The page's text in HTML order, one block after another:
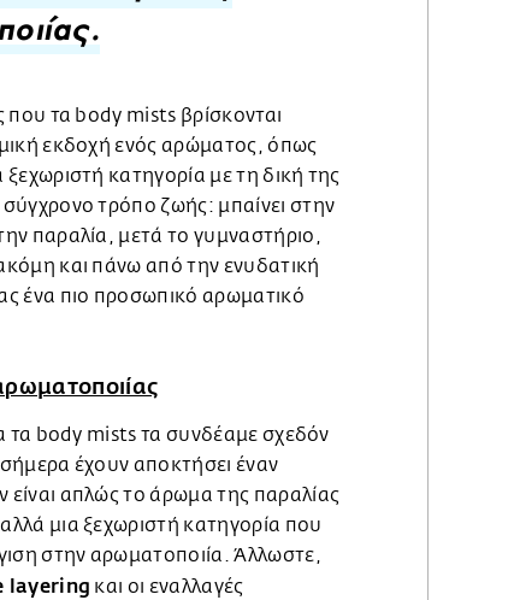
που τα body mists βρίσκονται
εκδοχή ενός αρώματος, όπως
ξεχωριστή κατηγορία με τη δική της
σύγχρονο τρόπο ζωής: μπαίνει στην
παραλία, μετά το γυμναστήριο,
και πάνω από την ενυδατική
ένα πιο προσωπικό αρωματικό
τα body mists τα συνδέαμε σχεδόν
έχουν αποκτήσει έναν
είναι απλώς το άρωμα της παραλίας
μια ξεχωριστή κατηγορία που
στην αρωματοποιία. Άλλωστε,
layering και οι εναλλαγές